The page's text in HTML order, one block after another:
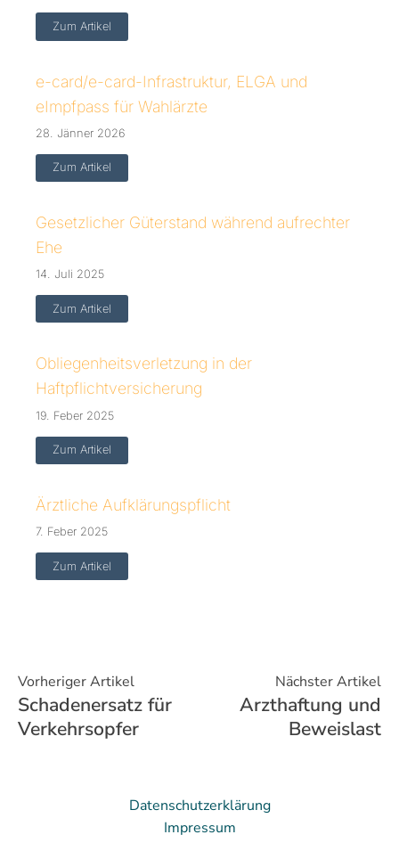
Zum Artikel
e-card/e-card-Infrastruktur, ELGA und
eImpfpass für Wahlärzte
28. Jänner 2026
Zum Artikel
Gesetzlicher Güterstand während aufrechter
Ehe
14. Juli 2025
Zum Artikel
Obliegenheitsverletzung in der
Haftpflichtversicherung
19. Feber 2025
Zum Artikel
Ärztliche Aufklärungspflicht
7. Feber 2025
Zum Artikel
Vorheriger Artikel
Schadenersatz für
Verkehrsopfer
Nächster Artikel
Arzthaftung und
Beweislast
Datenschutzerklärung
Impressum